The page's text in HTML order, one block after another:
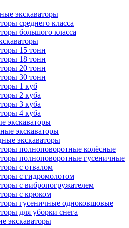
экскаваторы
среднего класса
большого класса
15 тонн
18 тонн
20 тонн
30 тонн
1 куб
2 куба
3 куба
4 куба
экскаваторы
экскаваторы
экскаваторы
полноповоротные колёсные
полноповоротные гусеничные
с отвалом
с гидромолотом
с вибропогружателем
с крюком
гусеничные одноковшовые
для уборки снега
экскаваторы